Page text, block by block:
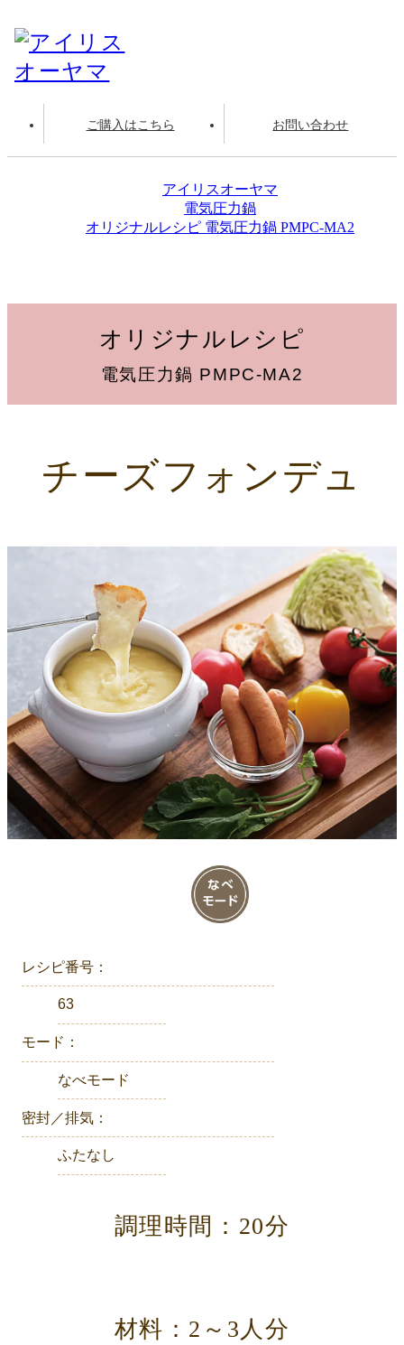
ご購入はこちら お問い合わせ
アイリスオーヤマ
電気圧力鍋
オリジナルレシピ 電気圧力鍋 PMPC-MA2
オリジナルレシピ
電気圧力鍋 PMPC-MA2
チーズフォンデュ
レシピ番号：
63
モード：
なべモード
密封／排気：
ふたなし
調理時間：20分
材料：2～3人分